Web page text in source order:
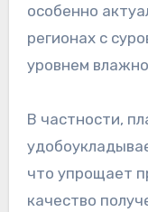
особенно
регионах с
уровнем
В частности,
что упрощает
качество